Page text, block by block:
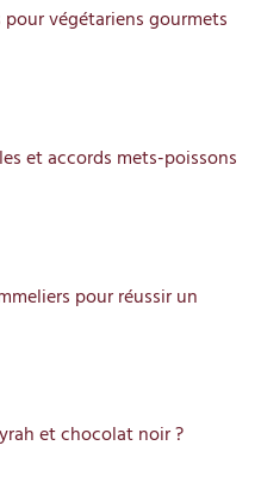
végétariens gourmets
et accords mets-poissons
pour réussir un
et chocolat noir ?